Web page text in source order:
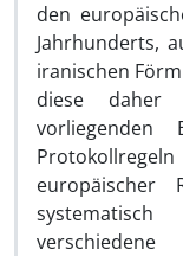
den
Jahrhunderts,
iranischen
diese daher
vorliegenden
europäischer